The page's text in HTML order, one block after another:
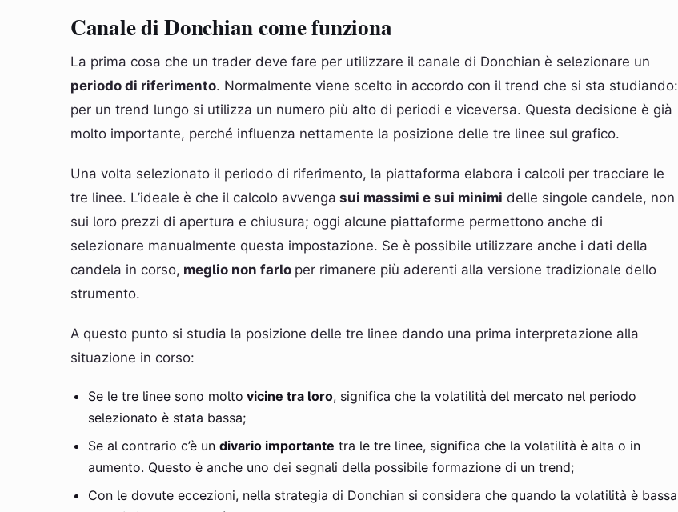
Canale di Donchian come funziona
La prima cosa che un trader deve fare per utilizzare il canale di Donchian è selezionare un
periodo di riferimento. Normalmente viene scelto in accordo con il trend che si sta studiando:
per un trend lungo si utilizza un numero più alto di periodi e viceversa. Questa decisione è già
molto importante, perché influenza nettamente la posizione delle tre linee sul grafico.
Una volta selezionato il periodo di riferimento, la piattaforma elabora i calcoli per tracciare le
tre linee. L’ideale è che il calcolo avvenga sui massimi e sui minimi delle singole candele, non
sui loro prezzi di apertura e chiusura; oggi alcune piattaforme permettono anche di
selezionare manualmente questa impostazione. Se è possibile utilizzare anche i dati della
candela in corso, meglio non farlo per rimanere più aderenti alla versione tradizionale dello
strumento.
A questo punto si studia la posizione delle tre linee dando una prima interpretazione alla
situazione in corso:
Se le tre linee sono molto vicine tra loro, significa che la volatilità del mercato nel periodo
selezionato è stata bassa;
Se al contrario c’è un divario importante tra le tre linee, significa che la volatilità è alta o in
aumento. Questo è anche uno dei segnali della possibile formazione di un trend;
Con le dovute eccezioni, nella strategia di Donchian si considera che quando la volatilità è bassa